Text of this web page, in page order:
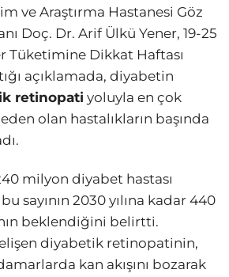
ve Araştırma Hastanesi Göz
Doç. Dr. Arif Ülkü Yener, 19-25
Tüketimine Dikkat Haftası
açıklamada, diyabetin
retinopati yoluyla en çok
olan hastalıkların başında
milyon diyabet hastası
sayının 2030 yılına kadar 440
beklendiğini belirtti.
diyabetik retinopatinin,
kan akışını bozarak